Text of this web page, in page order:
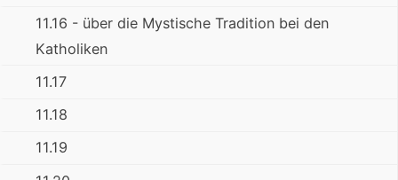
11.16 - über die Mystische Tradition bei den
Katholiken
11.17
11.18
11.19